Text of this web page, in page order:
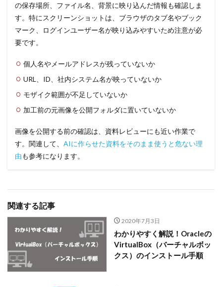
の保存場所、ファイル名、背景に映り込んだ情報も確認しま
す。特にスクリーンショットは、ブラウザのタブ名やブック
マーク、ログインユーザー名が映り込みやすいため注意が必
要です。
個人名やメールアドレスが残っていないか
URL、ID、社内システム名が映っていないか
モザイク範囲が不足していないか
加工前の元画像を公開フォルダに置いていないか
画像を公開する前の確認は、資料レビューにも近い作業で
す。関連して、 AIに作らせた資料をそのまま使うと危ない理
由も参考になります。
関連する記事
2020年7月3日
わかりやすく解説！Oracleの
VirtualBox（バーチャルボッ
クス）のインストール手順